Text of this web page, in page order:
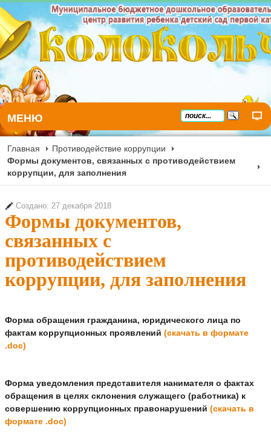
МЕНЮ
Главная
Противодействие коррупции
Формы документов, связанных с противодействием
коррупции, для заполнения
Создано: 27 декабря 2018
Формы документов,
связанных с
противодействием
коррупции, для заполнения
Форма обращения гражданина, юридического лица по
фактам коррупционных проявлений (скачать в формате
.doc)
Форма уведомления представителя нанимателя о фактах
обращения в целях склонения служащего (работника) к
совершению коррупционных правонарушений (скачать в
формате .doc)